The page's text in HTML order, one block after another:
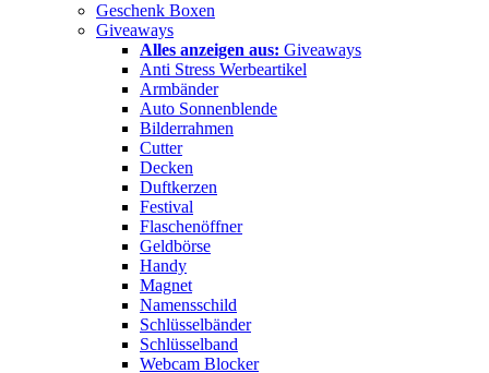
Geschenk Boxen
Giveaways
Alles anzeigen aus: Giveaways
Anti Stress Werbeartikel
Armbänder
Auto Sonnenblende
Bilderrahmen
Cutter
Decken
Duftkerzen
Festival
Flaschenöffner
Geldbörse
Handy
Magnet
Namensschild
Schlüsselbänder
Schlüsselband
Webcam Blocker